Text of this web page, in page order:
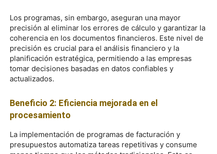
Los programas, sin embargo, aseguran una mayor
precisión al eliminar los errores de cálculo y garantizar la
coherencia en los documentos financieros. Este nivel de
precisión es crucial para el análisis financiero y la
planificación estratégica, permitiendo a las empresas
tomar decisiones basadas en datos confiables y
actualizados.
Beneficio 2: Eficiencia mejorada en el
procesamiento
La implementación de programas de facturación y
presupuestos automatiza tareas repetitivas y consume